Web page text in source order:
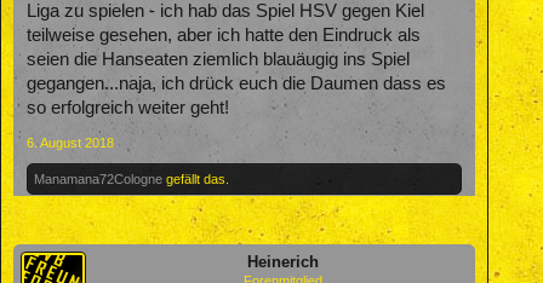
Liga zu spielen - ich hab das Spiel HSV gegen Kiel
teilweise gesehen, aber ich hatte den Eindruck als
seien die Hanseaten ziemlich blauäugig ins Spiel
gegangen...naja, ich drück euch die Daumen dass es
so erfolgreich weiter geht!
6. August 2018
Manamana72Cologne gefällt das.
Heinerich